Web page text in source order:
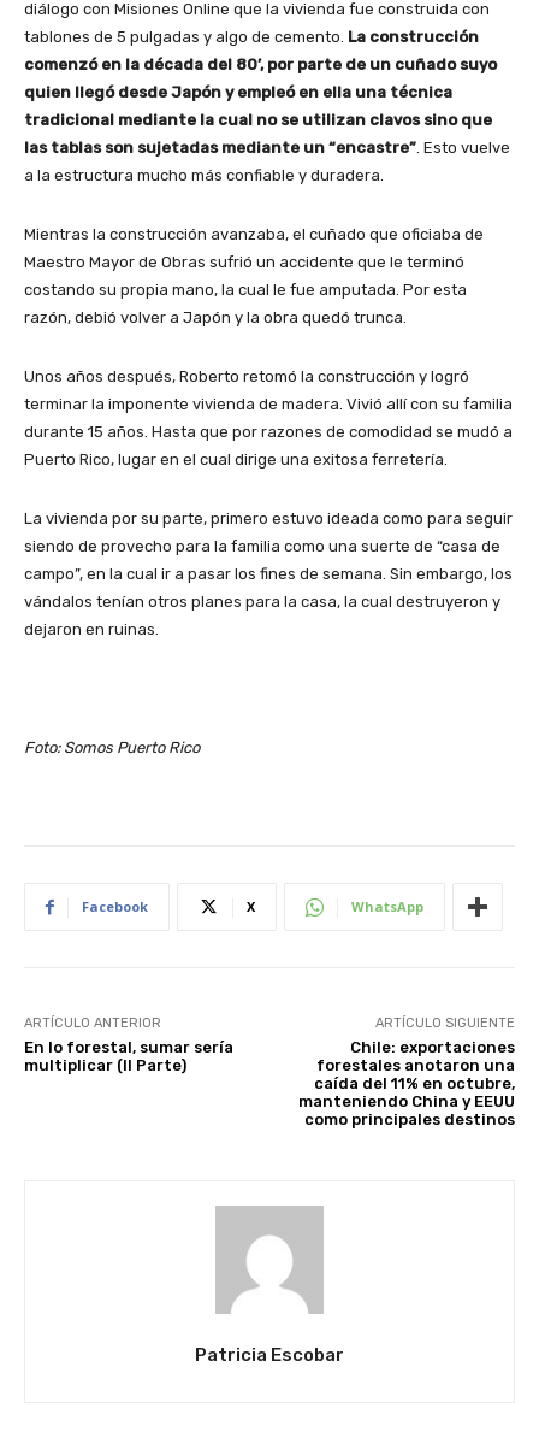
diálogo con Misiones Online que la vivienda fue construida con
tablones de 5 pulgadas y algo de cemento. La construcción
comenzó en la década del 80’, por parte de un cuñado suyo
quien llegó desde Japón y empleó en ella una técnica
tradicional mediante la cual no se utilizan clavos sino que
las tablas son sujetadas mediante un “encastre”. Esto vuelve
a la estructura mucho más confiable y duradera.
Mientras la construcción avanzaba, el cuñado que oficiaba de
Maestro Mayor de Obras sufrió un accidente que le terminó
costando su propia mano, la cual le fue amputada. Por esta
razón, debió volver a Japón y la obra quedó trunca.
Unos años después, Roberto retomó la construcción y logró
terminar la imponente vivienda de madera. Vivió allí con su familia
durante 15 años. Hasta que por razones de comodidad se mudó a
Puerto Rico, lugar en el cual dirige una exitosa ferretería.
La vivienda por su parte, primero estuvo ideada como para seguir
siendo de provecho para la familia como una suerte de “casa de
campo”, en la cual ir a pasar los fines de semana. Sin embargo, los
vándalos tenían otros planes para la casa, la cual destruyeron y
dejaron en ruinas.
Foto: Somos Puerto Rico
Facebook X WhatsApp
ARTÍCULO ANTERIOR
En lo forestal, sumar sería
multiplicar (II Parte)
ARTÍCULO SIGUIENTE
Chile: exportaciones
forestales anotaron una
caída del 11% en octubre,
manteniendo China y EEUU
como principales destinos
Patricia Escobar